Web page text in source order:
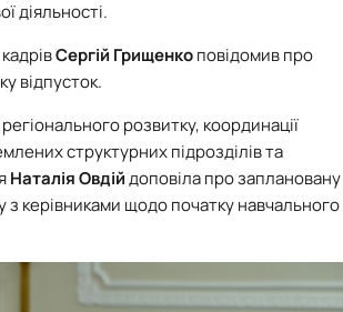
діяльності.
Сергій Грищенкоповідомив про
відпусток.
розвитку, координації
структурних підрозділів та
Наталія Овдійдоповіла про заплановану
з керівниками щодо початку навчального